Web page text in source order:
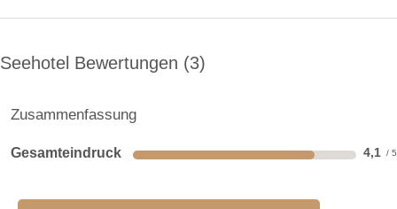
Seehotel Bewertungen 3
Zusammenfassung
Gesamteindruck 4,1